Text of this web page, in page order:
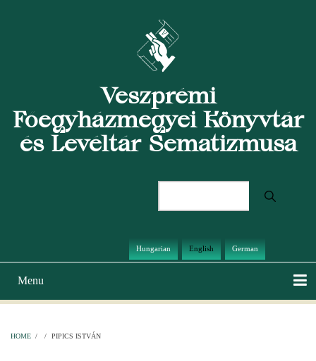
Veszprémi
Főegyházmegyei Könyvtár
és Levéltár Sematizmusa
Hungarian English German
Main
navigation
Menu
HOME / / PIPICS ISTVÁN